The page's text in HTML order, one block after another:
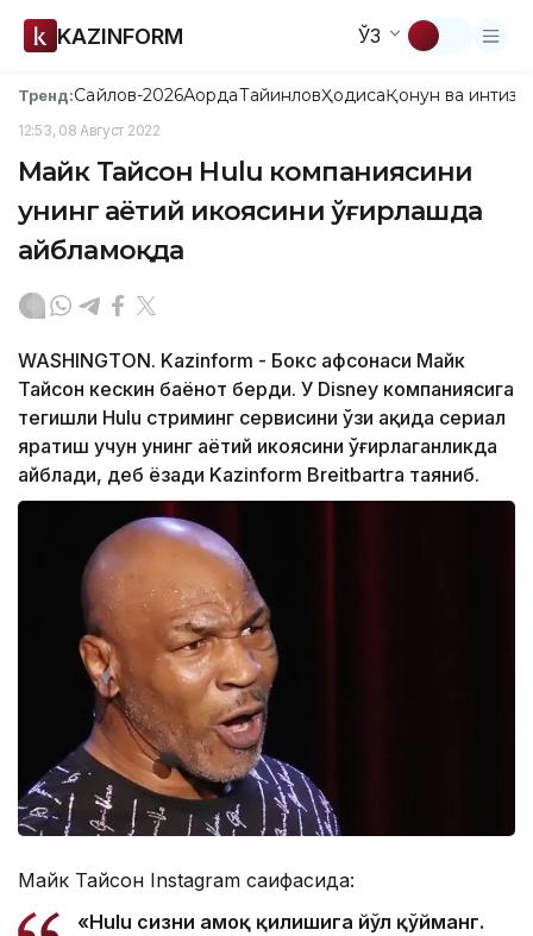
KAZINFORM ЎЗ
Тренд:Сайлов-2026АқордаТайинловҲодисаҚонун ва
12:53, 08 Август 2022
Майк Тайсон Hulu компаниясини
унинг ҳаётий ҳикоясини ўғирлашда
айбламоқда
WASHINGTON. Kazinform - Бокс афсонаси Майк
Тайсон кескин баёнот берди. У Disney компаниясига
тегишли Hulu стриминг сервисини ўзи ҳақида сериал
яратиш учун унинг ҳаётий ҳикоясини ўғирлаганликда
айблади, деб ёзади Kazinform Breitbartга таяниб.
Майк Тайсон Instagram саҳифасида:
«Hulu сизни аҳмоқ қилишига йўл қўйманг.